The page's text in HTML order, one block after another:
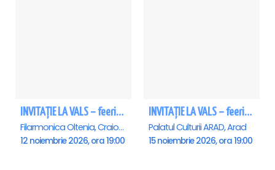
INVITAȚIE LA VALS – feerie de bal în paşi de dans - Craiova
Filarmonica Oltenia, Craiova
12 noiembrie 2026, ora 19:00
INVITAȚIE LA VALS – feerie de bal în paşi de dans - Arad
Palatul Culturii ARAD, Arad
15 noiembrie 2026, ora 19:00